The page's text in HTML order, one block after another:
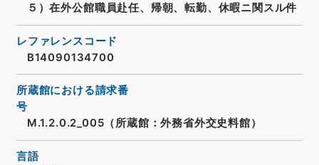
５）在外公館職員赴任、帰朝、転勤、休暇ニ関スル件
レファレンスコード
B14090134700
所蔵館における請求番
号
M.1.2.0.2_005（所蔵館：外務省外交史料館）
言語